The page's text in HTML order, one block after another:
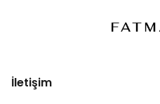
İletişim